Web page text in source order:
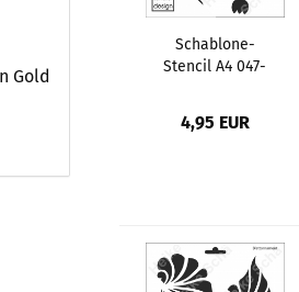
Schablone-
Stencil A4 047-
4,95 EUR
Gold